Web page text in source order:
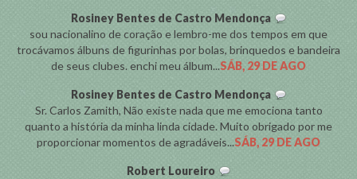
Rosiney Bentes de Castro Mendonça
sou nacionalino de coração e lembro-me dos tempos em que
trocávamos álbuns de figurinhas por bolas, brinquedos e bandeira
de seus clubes. enchi meu álbum...SÁB, 29 DE AGO
Rosiney Bentes de Castro Mendonça
Sr. Carlos Zamith, Não existe nada que me emociona tanto
quanto a história da minha linda cidade. Muito obrigado por me
proporcionar momentos de agradáveis...SÁB, 29 DE AGO
Robert Loureiro